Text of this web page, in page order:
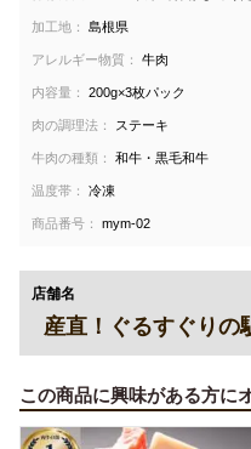
加工地： 島根県
アレルギー物質： 牛肉
内容量： 200g×3枚パック
肉の調理法： ステーキ
牛肉の種類： 和牛・黒毛和牛
温度帯： 冷凍
商品番号： mym-02
店舗名
産直！ぐるすぐりの
この商品に興味がある方に